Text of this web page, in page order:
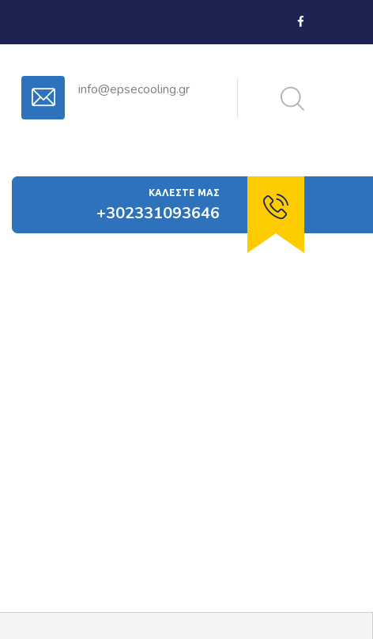
info@epsecooling.gr
ΚΑΛΈΣΤΕ ΜΑΣ
+302331093646